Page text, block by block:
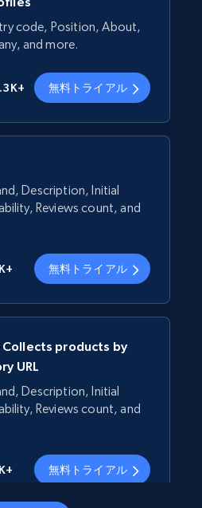
code, Position, About,
and more.
無料トライアル
Description, Initial
Reviews count, and
無料トライアル
products by
URL
Description, Initial
Reviews count, and
無料トライアル